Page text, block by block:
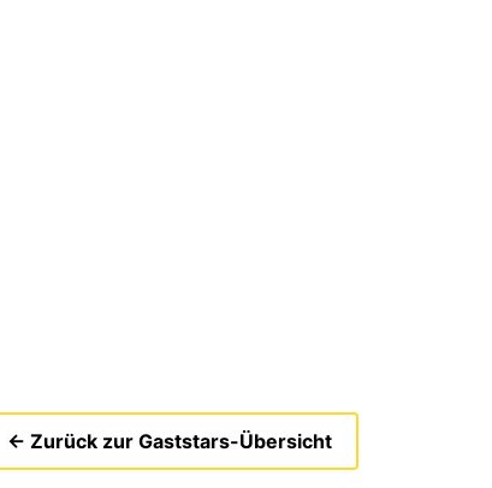
← Zurück zur Gaststars-Übersicht